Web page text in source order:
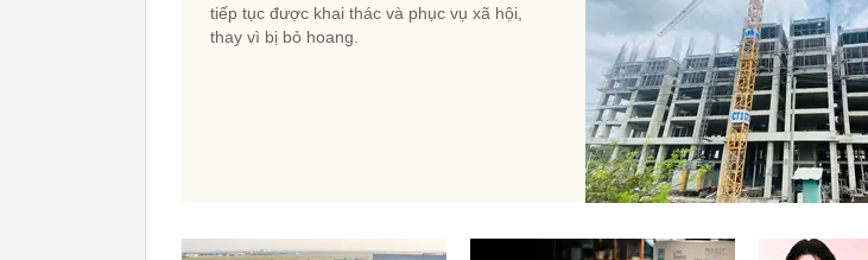
tiếp tục được khai thác và phục vụ xã hội,
thay vì bị bỏ hoang.